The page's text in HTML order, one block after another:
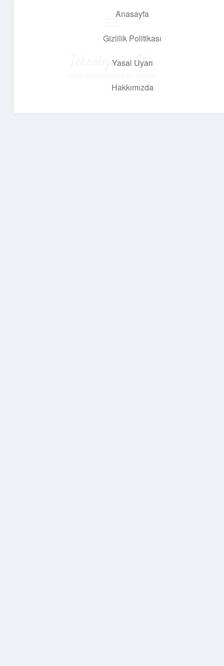
Anasayfa
Gizlilik Politikası
Yasal Uyarı
Hakkımızda
Teknoloji ve Aşk